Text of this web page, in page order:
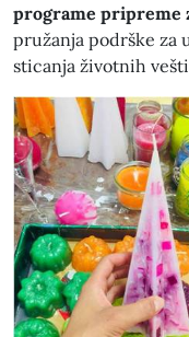
programe pripreme
pružanja podrške za
sticanja životnih